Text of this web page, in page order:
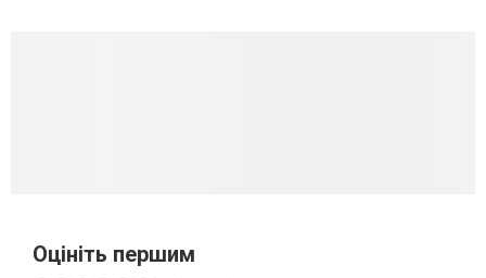
Оцініть першим